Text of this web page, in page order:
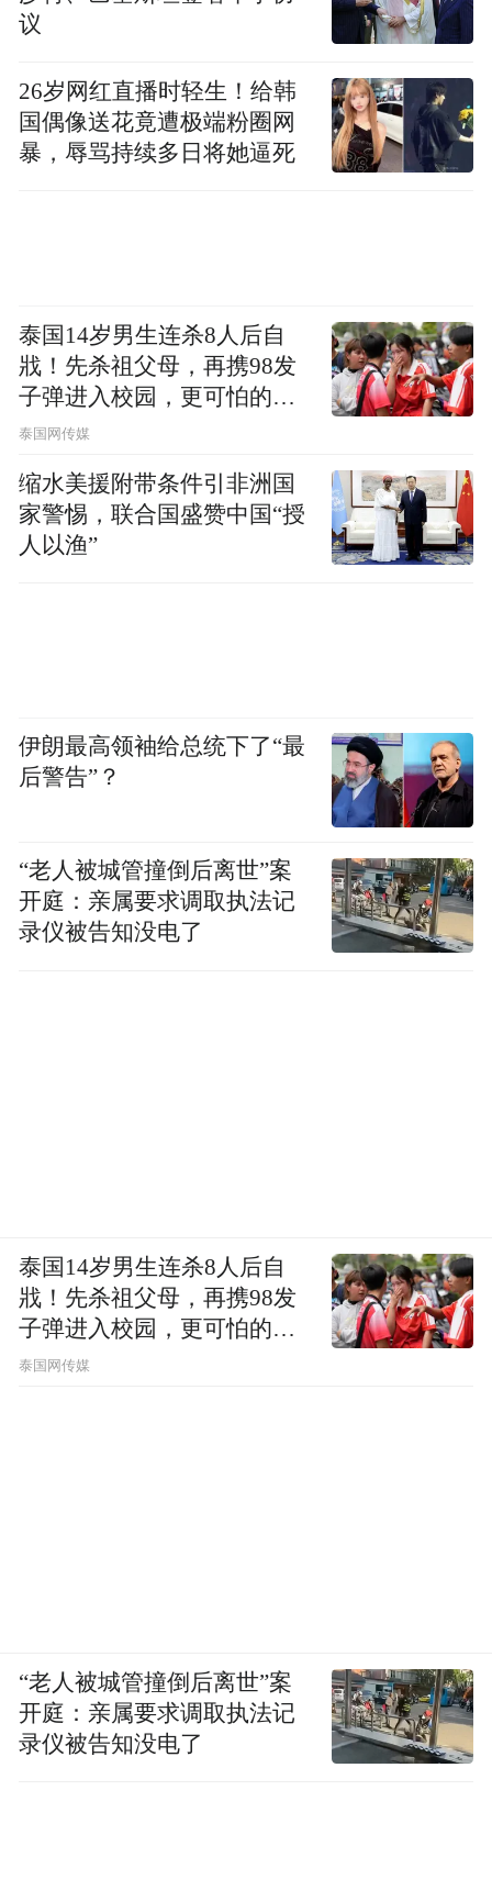
议
26岁网红直播时轻生！给韩
国偶像送花竟遭极端粉圈网
暴，辱骂持续多日将她逼死
泰国14岁男生连杀8人后自
戕！先杀祖父母，再携98发
子弹进入校园，更可怕的细
节公布了
泰国网传媒
缩水美援附带条件引非洲国
家警惕，联合国盛赞中国“授
人以渔”
伊朗最高领袖给总统下了“最
后警告”？
“老人被城管撞倒后离世”案
开庭：亲属要求调取执法记
录仪被告知没电了
泰国14岁男生连杀8人后自
戕！先杀祖父母，再携98发
子弹进入校园，更可怕的细
节公布了
泰国网传媒
“老人被城管撞倒后离世”案
开庭：亲属要求调取执法记
录仪被告知没电了